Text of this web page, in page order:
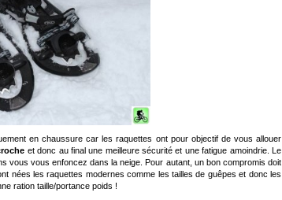
en chaussure car les raquettes ont pour objectif de vous allouer
et donc au final une meilleure sécurité et une fatigue amoindrie. Le
vous vous enfoncez dans la neige. Pour autant, un bon compromis doit
nées les raquettes modernes comme les tailles de guêpes et donc les
ration taille/portance poids !